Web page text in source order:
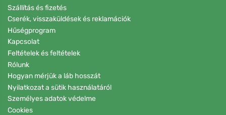
Szállítás és fizetés
Cserék, visszaküldések és reklamációk
Hűségprogram
Kapcsolat
Feltételek és feltételek
Rólunk
Hogyan mérjük a láb hosszát
Nyilatkozat a sütik használatáról
Személyes adatok védelme
Cookies